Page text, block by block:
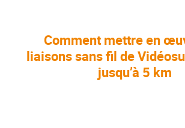
Comment mettre en
liaisons sans fil de
jusqu’à 5 km